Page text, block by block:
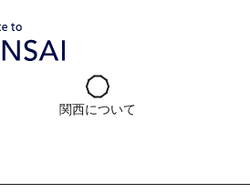
関西について